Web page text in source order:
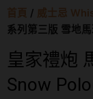
首頁 / 威士忌
系列第三版 雪地
皇家禮炮
Snow